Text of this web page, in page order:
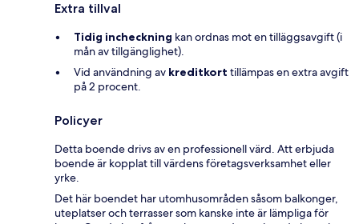
Extra tillval
Tidig incheckning kan ordnas mot en tilläggsavgift (i
mån av tillgänglighet).
Vid användning av kreditkort tillämpas en extra avgift
på 2 procent.
Policyer
Detta boende drivs av en professionell värd. Att erbjuda
boende är kopplat till värdens företagsverksamhet eller
yrke.
Det här boendet har utomhusområden såsom balkonger,
uteplatser och terrasser som kanske inte är lämpliga för